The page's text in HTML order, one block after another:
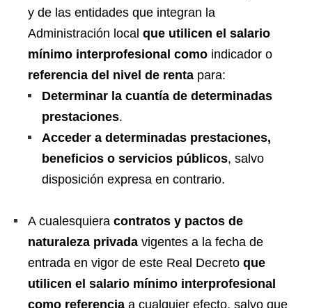
y de las entidades que integran la
Administración local que utilicen el salario
mínimo interprofesional como indicador o
referencia del nivel de renta para:
Determinar la cuantía de determinadas
prestaciones.
Acceder a determinadas prestaciones,
beneficios o servicios públicos, salvo
disposición expresa en contrario.
A cualesquiera contratos y pactos de
naturaleza privada vigentes a la fecha de
entrada en vigor de este Real Decreto que
utilicen el salario mínimo interprofesional
como referencia a cualquier efecto, salvo que